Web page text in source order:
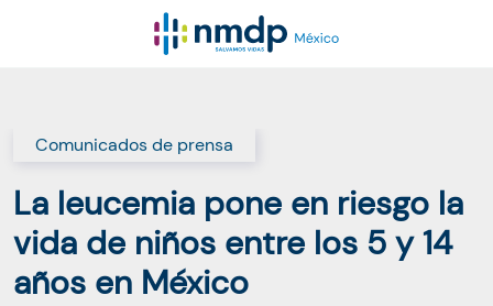
Comunicados de prensa
La leucemia pone en riesgo la
vida de niños entre los 5 y 14
años en México